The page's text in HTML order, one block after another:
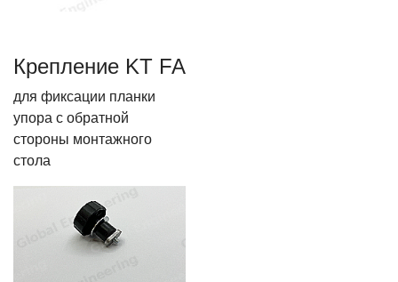
Крепление KT FA
для фиксации планки
упора с обратной
стороны монтажного
стола